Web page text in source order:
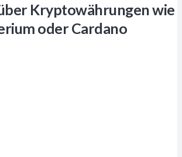
Kryptowährungen wie
oder Cardano